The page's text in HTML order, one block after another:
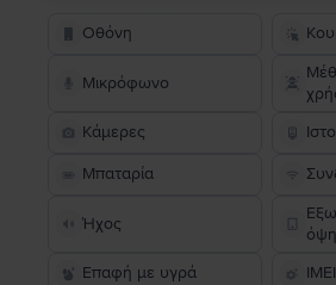
Οθόνη
Μικρόφωνο
Κάμερες
Μπαταρία
Ήχος
όψη
Επαφή με υγρά